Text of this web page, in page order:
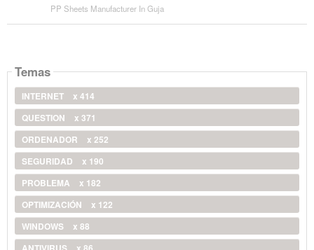
PP Sheets Manufacturer In Guja
Temas
INTERNET
x 414
QUESTION
x 371
ORDENADOR
x 252
SEGURIDAD
x 190
PROBLEMA
x 182
OPTIMIZACIÓN
x 122
WINDOWS
x 88